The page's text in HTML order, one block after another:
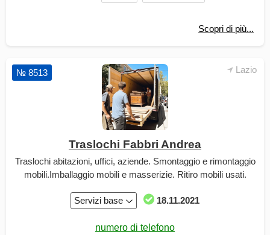
Scopri di più...
Lazio
№ 8513
Traslochi Fabbri Andrea
Traslochi abitazioni, uffici, aziende. Smontaggio e rimontaggio
mobili.Imballaggio mobili e masserizie. Ritiro mobili usati.
Servizi base 18.11.2021